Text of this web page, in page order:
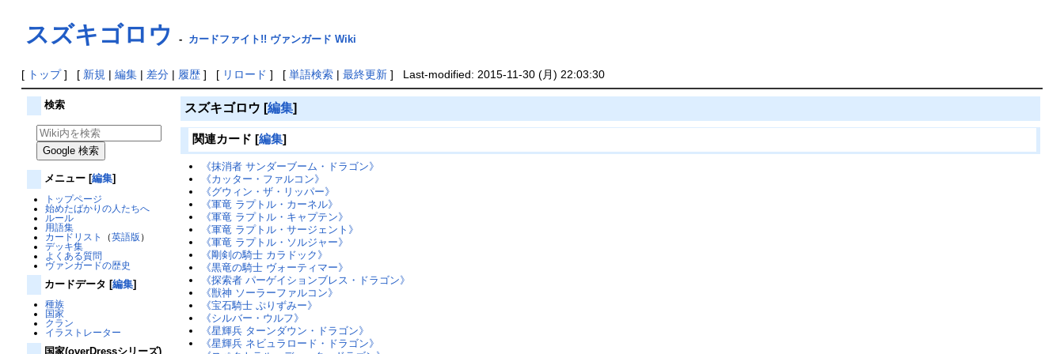
スズキゴロウ - カードファイト!! ヴァンガード Wiki
[ トップ] [ 新規 | 編集| 差分| 履歴] [ リロード ] [ 単語検索| 最終更新] Last-modified: 2015-11-30 (月) 22:03:30
検索
メニュー [編集]
トップページ
始めたばかりの人たちへ
ルール
用語集
カードリスト
（英語版 ）
デッキ集
よくある質問
ヴァンガードの歴史
カードデータ [編集]
種族
国家
クラン
イラストレーター
国家(overDressシリーズ)
スズキゴロウ [編集]
関連カード [編集]
《抹消者 サンダーブーム・ドラゴン》
《カッター・ファルコン》
《グウィン・ザ・リッパー》
《軍竜 ラプトル・カーネル》
《軍竜 ラプトル・キャプテン》
《軍竜 ラプトル・サージェント》
《軍竜 ラプトル・ソルジャー》
《剛剣の騎士 カラドック》
《黒竜の騎士 ヴォーティマー》
《探索者 パーゲイションブレス・ドラゴン》
《獣神 ソーラーファルコン》
《宝石騎士 ぷりずみー》
《シルバー・ウルフ》
《星輝兵 ターンダウン・ドラゴン》
《星輝兵 ネビュラロード・ドラゴン》